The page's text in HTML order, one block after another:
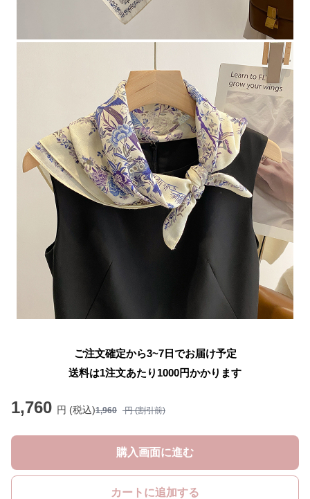
ご注文確定から3~7日でお届け予定
送料は1注文あたり 1000円かかります
1,760 円 (税込)1,960 円 (割引前)
購入画面に進む
カートに追加する